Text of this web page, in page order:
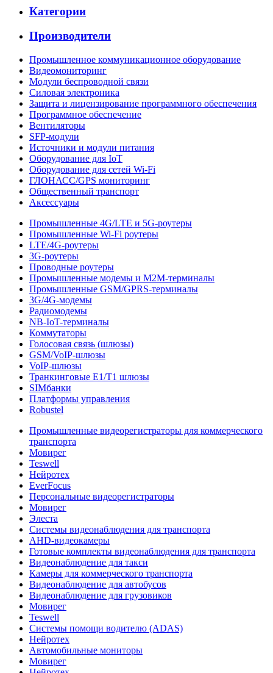
Категории
Производители
Промышленное коммуникационное оборудование
Видеомониторинг
Модули беспроводной связи
Силовая электроника
Защита и лицензирование программного обеспечения
Программное обеспечение
Вентиляторы
SFP-модули
Источники и модули питания
Оборудование для IoT
Оборудование для сетей Wi-Fi
ГЛОНАСС/GPS мониторинг
Общественный транспорт
Аксессуары
Промышленные 4G/LTE и 5G-роутеры
Промышленные Wi-Fi роутеры
LTE/4G-роутеры
3G-роутеры
Проводные роутеры
Промышленные модемы и M2M-терминалы
Промышленные GSM/GPRS-терминалы
3G/4G-модемы
Радиомодемы
NB-IoT-терминалы
Коммутаторы
Голосовая связь (шлюзы)
GSM/VoIP-шлюзы
VoIP-шлюзы
Транкинговые E1/T1 шлюзы
SIMбанки
Платформы управления
Robustel
Промышленные видеорегистраторы для коммерческого
транспорта
Мовирег
Teswell
Нейротех
EverFocus
Персональные видеорегистраторы
Мовирег
Элеста
Системы видеонаблюдения для транспорта
AHD-видеокамеры
Готовые комплекты видеонаблюдения для транспорта
Видеонаблюдение для такси
Камеры для коммерческого транспорта
Видеонаблюдение для автобусов
Видеонаблюдение для грузовиков
Мовирег
Teswell
Системы помощи водителю (ADAS)
Нейротех
Автомобильные мониторы
Мовирег